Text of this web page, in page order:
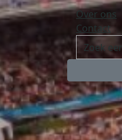
Over ons
Contact